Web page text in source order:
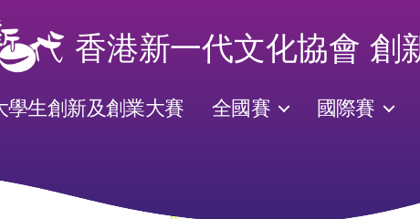
學生創新及創業大賽 全國賽 國際賽